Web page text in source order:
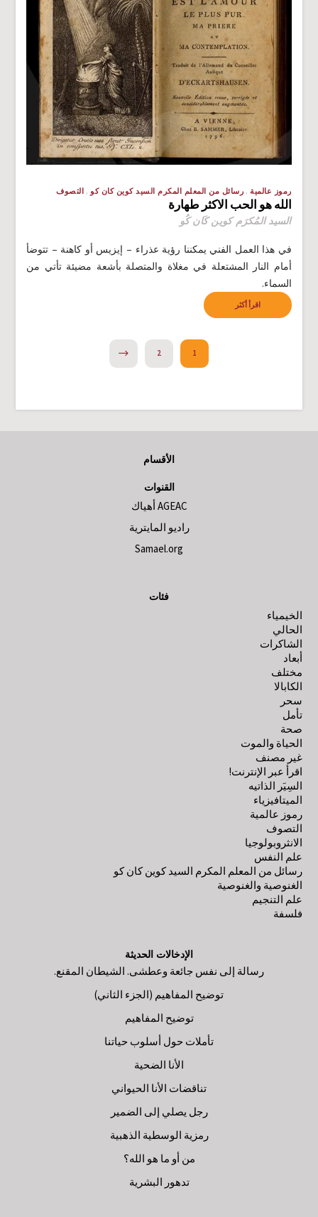
رموز عالمية رسائل من المعلم المكرم السيد كوين كان كو التصوف
الله هو الحب الاكثر طهارة
السيد المُكرَم كوين كَان كُو
في هذا العمل الفني يمكننا رؤية عذراء – إيزيس أو كاهنة – تتوضأ
أمام النار المشتعلة في مغلاة والمتصلة بأشعة مضيئة تأتي من
السماء.
اقرأ أكثر
1
2
الأقسام
القنوات
AGEAC أهياك
راديو المايترية
Samael.org
فئات
الخيمياء
الحالي
الشاكرات
أبعاد
مختلف
الكابالا
سحر
تأمل
صحة
الحياة والموت
غير مصنف
اقرأ عبر الإنترنت!
السِيَر الذاتيه
الميتافيزياء
رموز عالمية
التصوف
الانثروبولوجيا
علم النفس
رسائل من المعلم المكرم السيد كوين كان كو
الغنوصية والغنوصية
علم التنجيم
فلسفة
الإدخالات الحديثة
رسالة إلى نفس جائعة وعطشى. الشيطان المقنع.
توضيح المفاهيم (الجزء الثاني)
توضيح المفاهيم
تأملات حول أسلوب حياتنا
الأنا الضحية
تناقضات الأنا الحيواني
رجل يصلي إلى الضمير
رمزية الوسطية الذهبية
من أو ما هو الله؟
تدهور البشرية